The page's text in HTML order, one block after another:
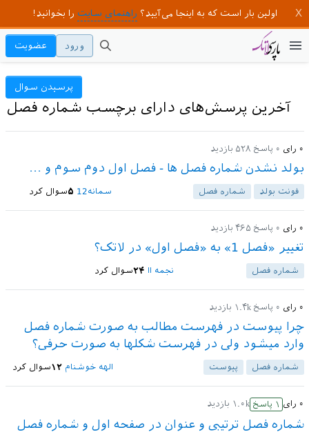
اولین بار است که به اینجا می‌آیید؟ راهنمای سایت را بخوانید!
ورود عضویت
آخرین پرسش‌های دارای برچسب شماره فصل
پرسیدن سوال
۰ رای ۰ پاسخ ۵۲۸ بازدید
بولد نشدن شماره فصل ها - فصل اول دوم سوم و ...
فونت بولد شماره فصل سوال کرد سمانه12 ۵
۰ رای ۰ پاسخ ۴۶۵ بازدید
تغییر «فصل 1» به «فصل اول» در لاتک؟
شماره فصل سوال کرد نجمه اا ۲۴
۰ رای ۰ پاسخ ۱.۴k بازدید
چرا پیوست در فهرست مطالب به صورت شماره فصل
وارد میشود ولی در فهرست شکلها به صورت حرفی؟
شماره فصل پیوست‌ سوال کرد الهه خوشنام ۱۲
۰ رای ۱ پاسخ ۱.۰k بازدید
شماره فصل ترتیبی و عنوان در صفحه اول و شماره فصل